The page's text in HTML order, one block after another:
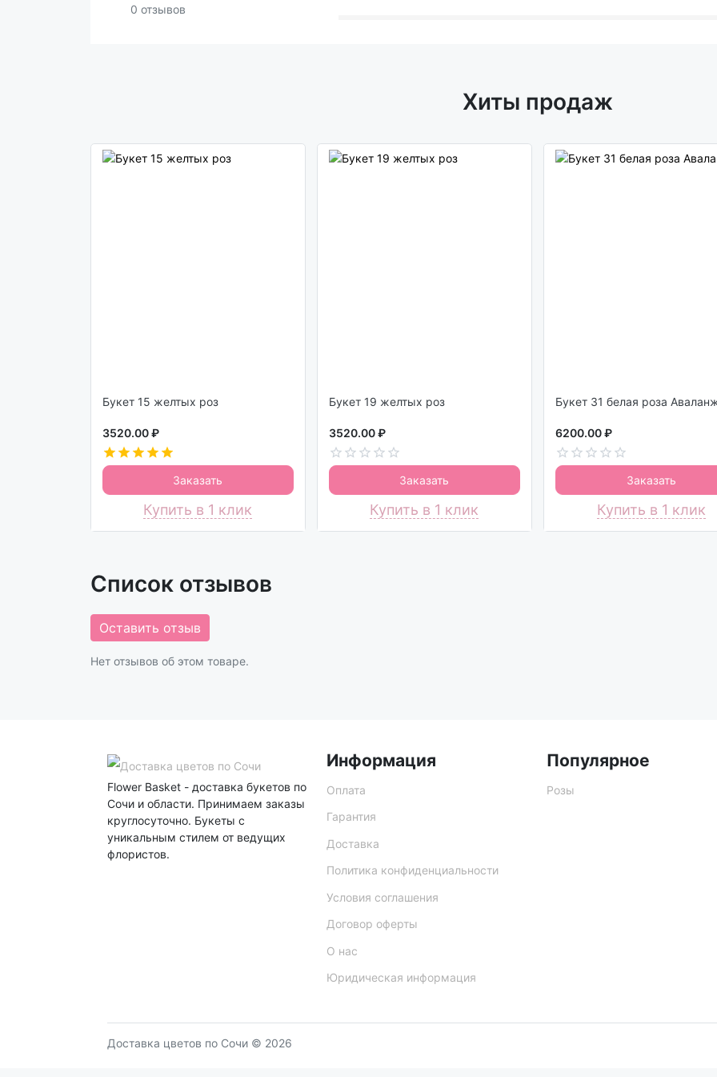
0 отзывов
Хиты продаж
Букет 15 желтых роз
3520.00 ₽
Заказать
Купить в 1 клик
Букет 19 желтых роз
3520.00 ₽
Заказать
Купить в 1 клик
Букет 31 белая роза
6200.00 ₽
Заказать
Купить в 1 клик
Список отзывов
Оставить отзыв
Нет отзывов об этом товаре.
Flower Basket - доставка букетов по
Сочи и области. Принимаем заказы
круглосуточно. Букеты с
уникальным стилем от ведущих
флористов.
Информация
Оплата
Гарантия
Доставка
Политика конфиденциальности
Условия соглашения
Договор оферты
О нас
Юридическая информация
Популярное
Розы
Доставка цветов по Сочи © 2026